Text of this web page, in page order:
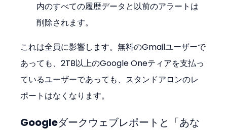
内のすべての履歴データと以前のアラートは
削除されます。
これは全員に影響します。無料のGmailユーザーで
あっても、2TB以上のGoogle Oneティアを支払っ
ているユーザーであっても、スタンドアロンのレ
ポートはなくなります。
Googleダークウェブレポートと「あな